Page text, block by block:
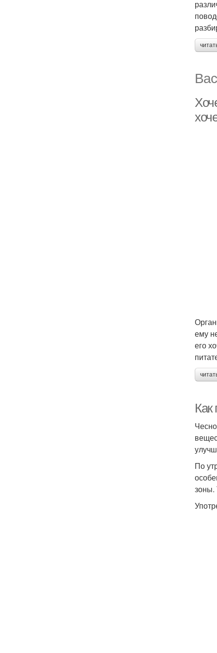
ему
его
Как
По
зоны.